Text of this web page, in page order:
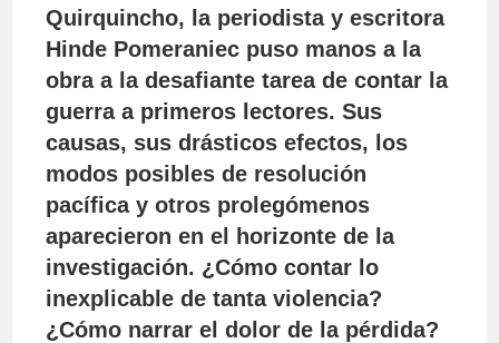
Quirquincho, la periodista y escritora
Hinde Pomeraniec puso manos a la
obra a la desafiante tarea de contar la
guerra a primeros lectores. Sus
causas, sus drásticos efectos, los
modos posibles de resolución
pacífica y otros prolegómenos
aparecieron en el horizonte de la
investigación. ¿Cómo contar lo
inexplicable de tanta violencia?
¿Cómo narrar el dolor de la pérdida?